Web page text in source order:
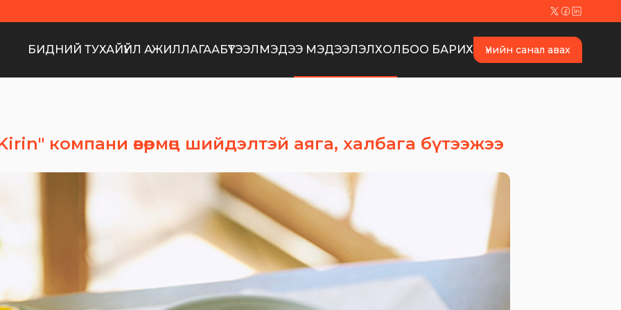
БИДНИЙ ТУХАЙҮЙЛ АЖИЛЛАГААБҮТЭЭЛ МЭДЭЭ МЭДЭЭЛЭЛХОЛБОО БАРИХ Үнийн санал авах
компани өвөрмөц шийдэлтэй аяга, халбага бүтээжээ